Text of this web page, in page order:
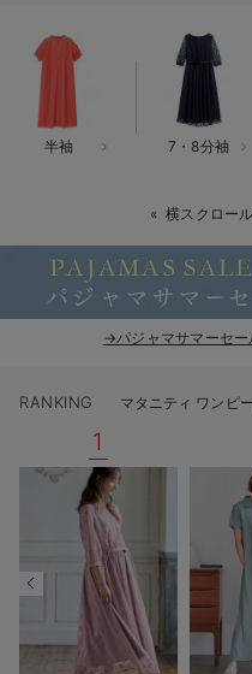
ハレの日に着るANGELIEBEのセレ
買って正解！高評価レビューアイテ
冬に可愛いニットがお得！
親子コーデ｜ママとベビーにおす
便利な育児家電
Gift Selection 出産祝い
保育園・入園準備特集
ファルスカ
デロンギ
入院準備の持ち物チェック
半袖 7・8分袖
横スクロー
→パジャマサマーセー
RANKING マタニティ ワンピ
1